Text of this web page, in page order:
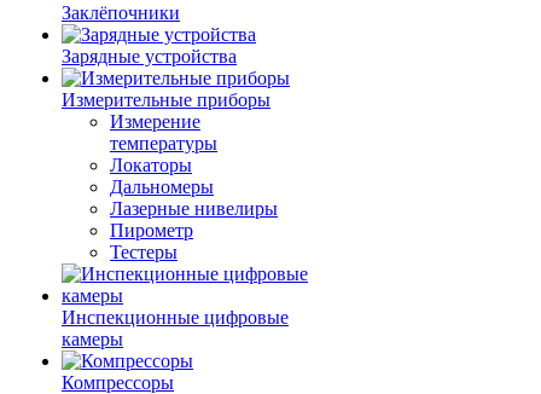
Заклёпочники
Зарядные устройства
Измерительные приборы
Измерение
температуры
Локаторы
Дальномеры
Лазерные нивелиры
Пирометр
Тестеры
Инспекционные цифровые
камеры
Компрессоры